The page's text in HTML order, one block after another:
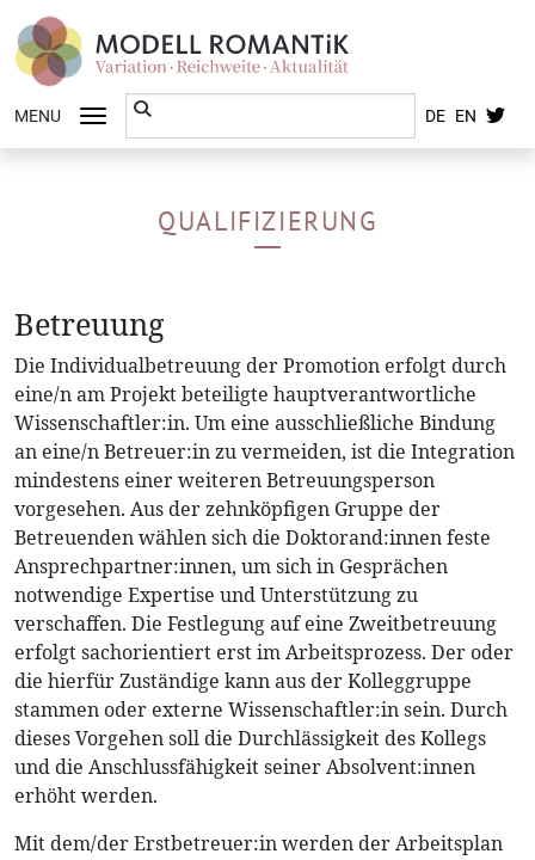
MENU DE EN
QUALIFIZIERUNG
Betreuung
Die Individualbetreuung der Promotion erfolgt durch
eine/n am Projekt beteiligte hauptverantwortliche
Wissenschaftler:in. Um eine ausschließliche Bindung
an eine/n Betreuer:in zu vermeiden, ist die Integration
mindestens einer weiteren Betreuungsperson
vorgesehen. Aus der zehnköpfigen Gruppe der
Betreuenden wählen sich die Doktorand:innen feste
Ansprechpartner:innen, um sich in Gesprächen
notwendige Expertise und Unterstützung zu
verschaffen. Die Festlegung auf eine Zweitbetreuung
erfolgt sachorientiert erst im Arbeitsprozess. Der oder
die hierfür Zuständige kann aus der Kolleggruppe
stammen oder externe Wissenschaftler:in sein. Durch
dieses Vorgehen soll die Durchlässigkeit des Kollegs
und die Anschlussfähigkeit seiner Absolvent:innen
erhöht werden.
Mit dem/der Erstbetreuer:in werden der Arbeitsplan